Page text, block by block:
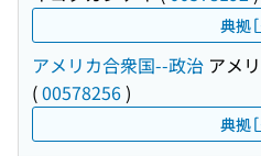
典拠
アメリカ合衆国--政治 アメ
(00578256)
典拠